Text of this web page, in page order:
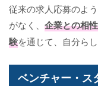
従来の求人応募のよ
がなく、 企業との相
験を通じて、自分ら
ベンチャー・ス